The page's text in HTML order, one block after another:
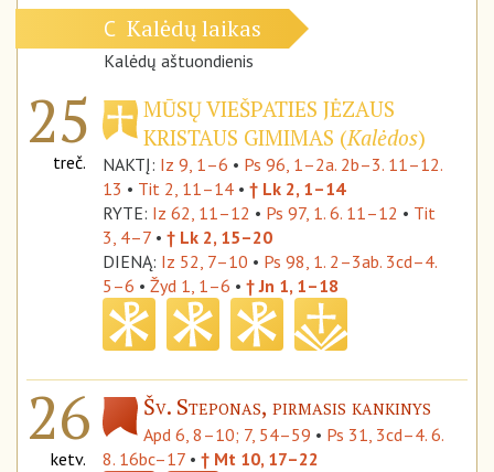
C Kalėdų laikas
Kalėdų aštuondienis
25
treč.
MŪSŲ VIEŠPATIES JĖZAUS
KRISTAUS GIMIMAS (Kalėdos)
NAKTĮ: Iz 9, 1–6 • Ps 96, 1–2a. 2b–3. 11–12.
13 • Tit 2, 11–14 • † Lk 2, 1–14
RYTE: Iz 62, 11–12 • Ps 97, 1. 6. 11–12 • Tit
3, 4–7 • † Lk 2, 15–20
DIENĄ: Iz 52, 7–10 • Ps 98, 1. 2–3ab. 3cd–4.
5–6 • Žyd 1, 1–6 • † Jn 1, 1–18
26
ketv.
Šv. Steponas, pirmasis kankinys
Apd 6, 8–10; 7, 54–59 • Ps 31, 3cd–4. 6.
8. 16bc–17 • † Mt 10, 17–22